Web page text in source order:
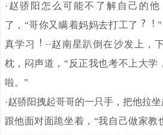
·赵骄阳怎么可能不了解自己的
了，“哥你又瞒着妈妈去打工了
真学习
··赵南星趴倒在沙发上，
枕，闷声道，“反正我也考不上大学
啦。”
·赵骄阳拽起哥哥的一只手，把他拉
跟他面对面跪坐着，“我自己做家教